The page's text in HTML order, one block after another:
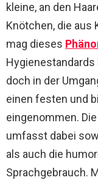
kleine, an den
Knötchen, die aus
mag dieses
doch in der
einen festen und
eingenommen. Die
umfasst dabei
als auch die
Sprachgebrauch.